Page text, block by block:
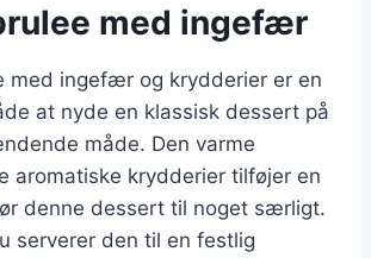
med ingefær
med ingefær og krydderier er en
at nyde en klassisk dessert på
måde. Den varme
aromatiske krydderier tilføjer en
denne dessert til noget særligt.
serverer den til en festlig